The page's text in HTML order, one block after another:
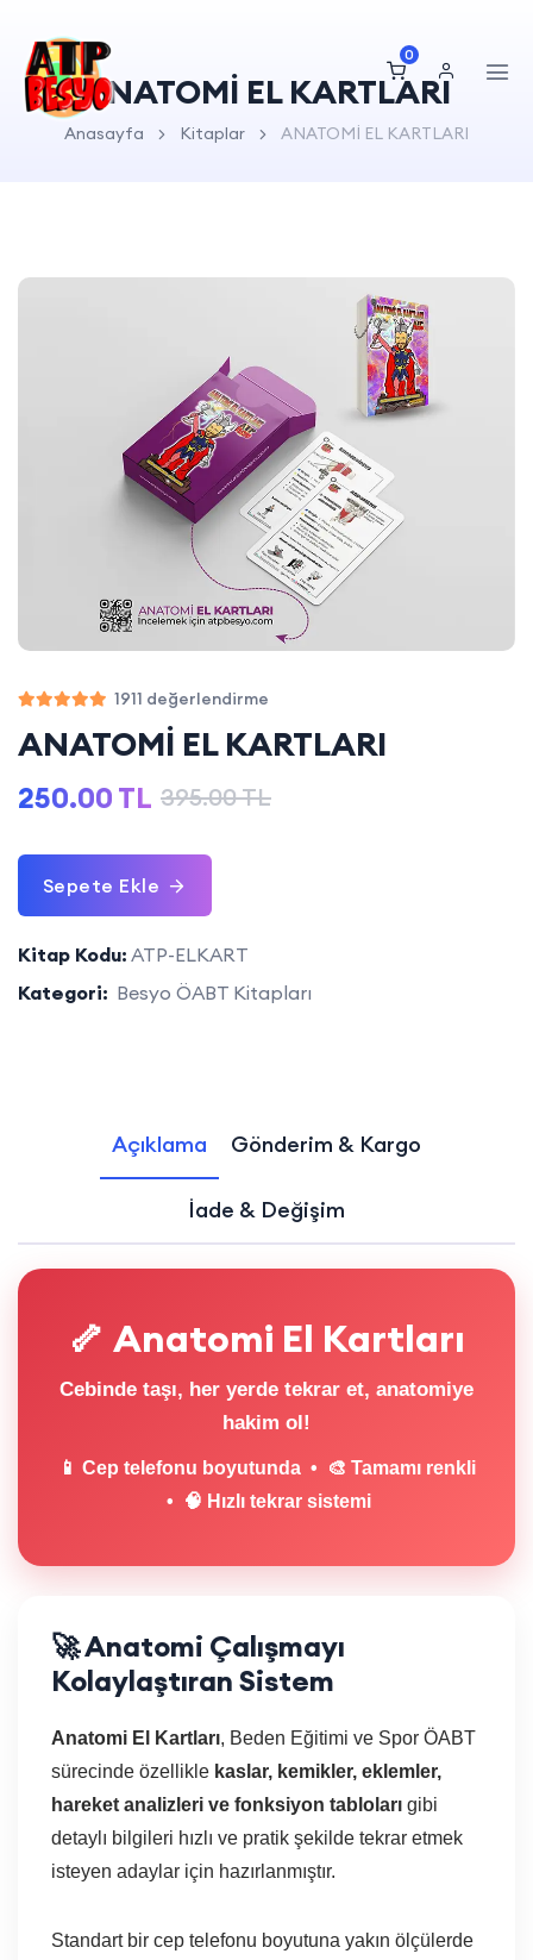
0
ANATOMİ EL KARTLARI
Anasayfa Kitaplar ANATOMİ EL KARTLARI
1911 değerlendirme
ANATOMİ EL KARTLARI
250.00 TL 395.00 TL
Sepete Ekle
Kitap Kodu: ATP-ELKART
Kategori: Besyo ÖABT Kitapları
Açıklama Gönderim & Kargo
İade & Değişim
🦴 Anatomi El Kartları
Cebinde taşı, her yerde tekrar et, anatomiye
hakim ol!
📱 Cep telefonu boyutunda • 🎨 Tamamı renkli
• 🧠 Hızlı tekrar sistemi
🚀 Anatomi Çalışmayı
Kolaylaştıran Sistem
Anatomi El Kartları, Beden Eğitimi ve Spor ÖABT
sürecinde özellikle kaslar, kemikler, eklemler,
hareket analizleri ve fonksiyon tabloları gibi
detaylı bilgileri hızlı ve pratik şekilde tekrar etmek
isteyen adaylar için hazırlanmıştır.
Standart bir cep telefonu boyutuna yakın ölçülerde